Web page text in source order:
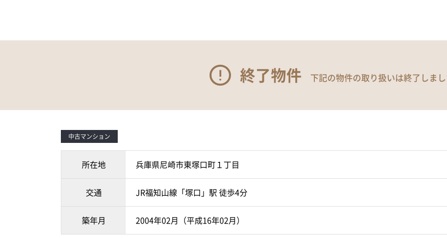
終了物件 下記の物件の取り扱いは終了しま
中古マンション
所在地 兵庫県尼崎市東塚口町１丁目
交通 JR福知山線「塚口」駅 徒歩4分
築年月 2004年02月（平成16年02月）